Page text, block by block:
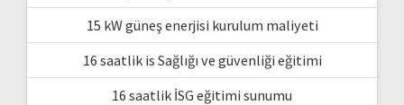
15 kW güneş enerjisi kurulum maliyeti
16 saatlik is Sağlığı ve güvenliği eğitimi
16 saatlik İSG eğitimi sunumu